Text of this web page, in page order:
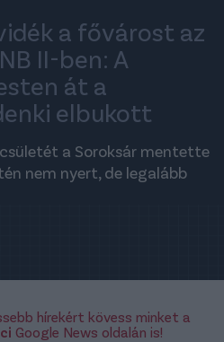
a fővárost az
II-ben: A
át a
elbukott
a Soroksár mentette
nem nyert, de legalább
hírekért kövess minket a
Google News oldalán is!